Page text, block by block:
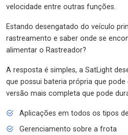
velocidade entre outras funções.
Estando desengatado do veículo
rastreamento e saber onde se
alimentar o Rastreador?
A resposta é simples, a SatLight
que possui bateria própria que
versão mais completa que pode
Aplicações em todos os tipos
Gerenciamento sobre a frota